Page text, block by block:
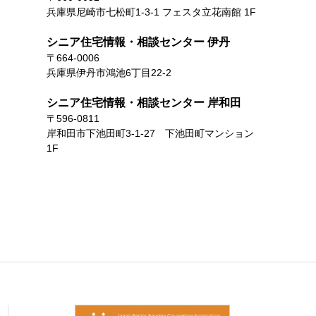
兵庫県尼崎市七松町1-3-1 フェスタ立花南館 1F
シニア住宅情報・相談センター 伊丹
〒664-0006
兵庫県伊丹市鴻池6丁目22-2
シニア住宅情報・相談センター 岸和田
〒596-0811
岸和田市下池田町3-1-27 下池田町マンション
1F